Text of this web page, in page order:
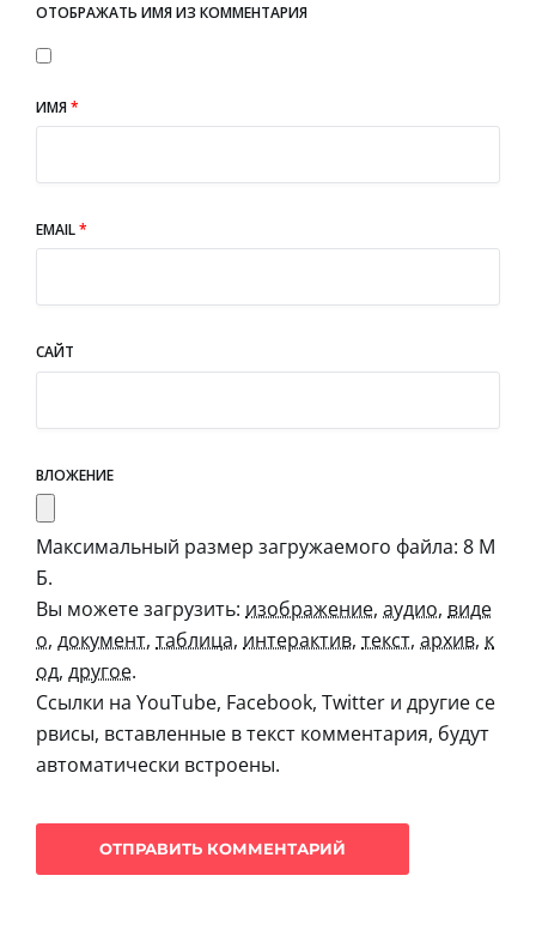
ОТОБРАЖАТЬ ИМЯ ИЗ КОММЕНТАРИЯ
ИМЯ*
EMAIL*
САЙТ
ВЛОЖЕНИЕ
Максимальный размер загружаемого файла: 8 М
Б.
Вы можете загрузить: изображение, аудио, виде
о, документ, таблица, интерактив, текст, архив, к
од, другое.
Ссылки на YouTube, Facebook, Twitter и другие се
рвисы, вставленные в текст комментария, будут
автоматически встроены.